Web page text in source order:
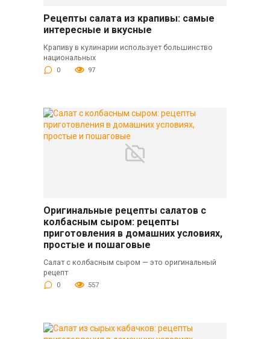
Рецепты салата из крапивы: самые
интересные и вкусные
Крапиву в кулинарии использует большинство
национальных
0 97
Оригинальные рецепты салатов с
колбасным сыром: рецепты
приготовления в домашних условиях,
простые и пошаговые
Салат с колбасным сыром — это оригинальный
рецепт
0 557